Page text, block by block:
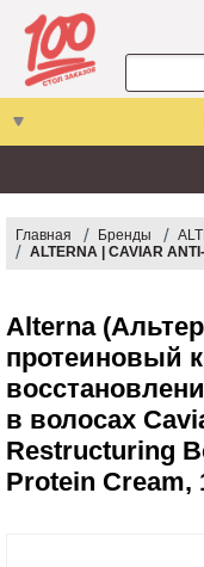
Главная Бренды
ALTERNA | CAVIAR
Alterna
протеиновый
в волосах
Restructuring
Protein Cream,